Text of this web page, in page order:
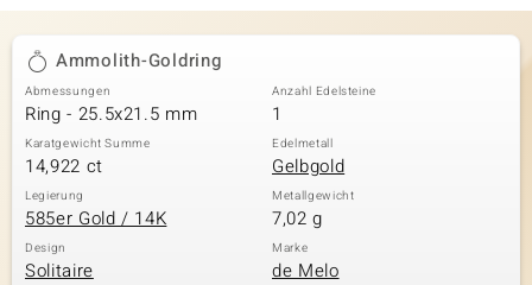
Collection
Ammolith-Goldring
Abmessungen
Ring - 25.5x21.5 mm
Anzahl Edelsteine
1
Karatgewicht Summe
14,922 ct
Edelmetall
Gelbgold
Legierung
585er Gold / 14K
Metallgewicht
7,02 g
Design
Solitaire
Marke
de Melo